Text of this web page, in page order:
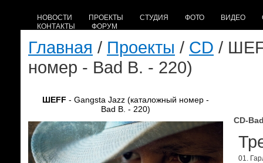
НОВОСТИ ПРОЕКТЫ СТУДИЯ ФОТО ВИДЕО
КОНТАКТЫ
ФОРУМ
Главная / Проекты / CD /
номер - Bad B. - 220)
ШЕFF - Gangsta Jazz (каталожный номер -
Bad B. - 220)
CD-
01.